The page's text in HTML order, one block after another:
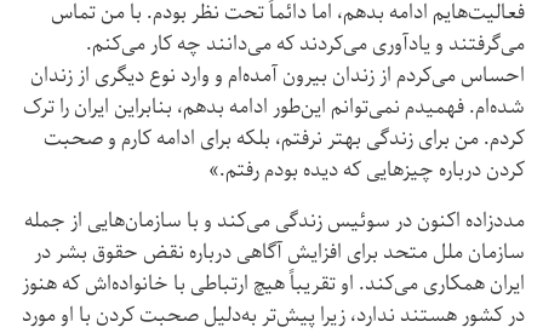
فعالیت‌هایم ادامه بدهم، اما دائماً تحت نظر بودم. با من تماس
می‌گرفتند و یادآوری می‌کردند که می‌دانند چه کار می‌کنم.
احساس می‌کردم از زندان بیرون آمده‌ام و وارد نوع دیگری از زندان
شده‌ام. فهمیدم نمی‌توانم این‌طور ادامه بدهم، بنابراین ایران را ترک
کردم. من برای زندگی بهتر نرفتم، بلکه برای ادامه کارم و صحبت
کردن درباره چیزهایی که دیده بودم رفتم.»
مددزاده اکنون در سوئیس زندگی می‌کند و با سازمان‌هایی از جمله
سازمان ملل متحد برای افزایش آگاهی درباره نقض حقوق بشر در
ایران همکاری می‌کند. او تقریباً هیچ ارتباطی با خانواده‌اش که هنوز
در کشور هستند ندارد، زیرا پیش‌تر به‌دلیل صحبت کردن با او مورد